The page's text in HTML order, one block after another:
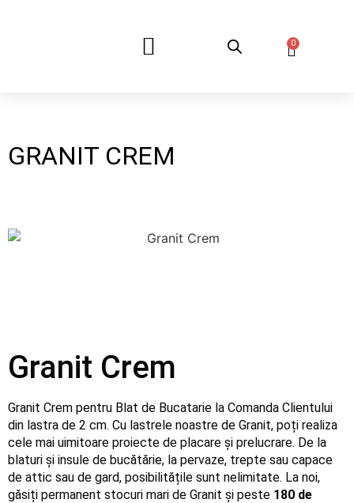
0
GRANIT CREM
Granit Crem
Granit Crem pentru Blat de Bucatarie la Comanda Clientului
din lastra de 2 cm. Cu lastrele noastre de Granit, poți realiza
cele mai uimitoare proiecte de placare și prelucrare. De la
blaturi și insule de bucătărie, la pervaze, trepte sau capace
de attic sau de gard, posibilitățile sunt nelimitate. La noi,
găsiți permanent stocuri mari de Granit și peste 180 de